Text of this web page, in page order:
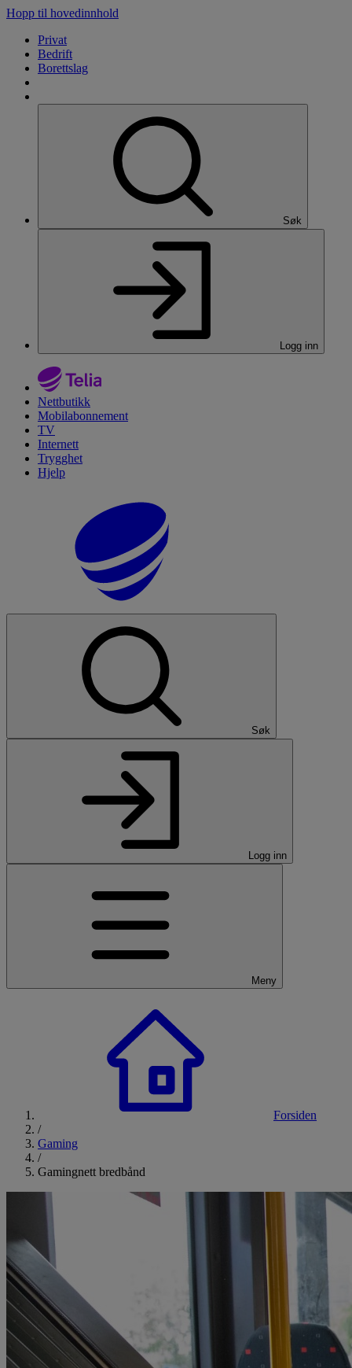
Hopp til hovedinnhold
Privat
Bedrift
Borettslag
Søk
Logg inn
Nettbutikk
Mobilabonnement
TV
Internett
Trygghet
Hjelp
Søk
Logg inn
Meny
Forsiden
/
Gaming
/
Gamingnett bredbånd